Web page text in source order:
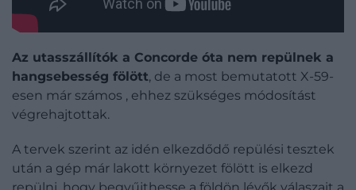
Az utasszállítók a Concorde óta nem repülnek a
hangsebesség fölött, de a most bemutatott X-59-
esen már számos , ehhez szükséges módosítást
végrehajtottak.
A tervek szerint az idén elkezdődő repülési tesztek
után a gép már lakott környezet fölött is elkezd